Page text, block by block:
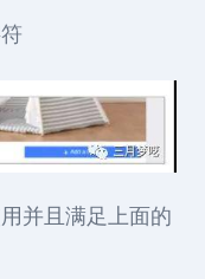
并且满足上面的